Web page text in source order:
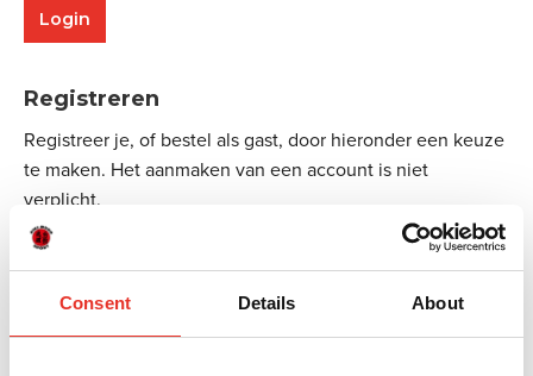
Consent Details About
Registreren
Registreer je, of bestel als gast, door hieronder een keuze
te maken. Het aanmaken van een account is niet
verplicht.
Aanmelden